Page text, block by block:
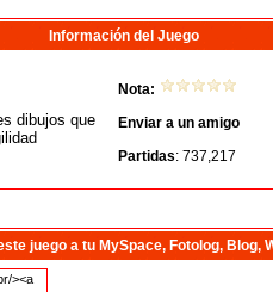
Información del Juego
dibujos que
Nota:
Enviar a un amigo
Partidas: 737,217
juego a tu MySpace, Fotolog, Blog,